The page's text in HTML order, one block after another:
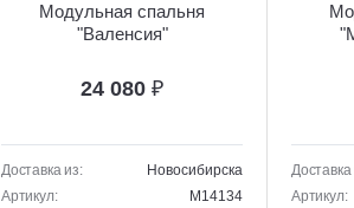
Модульная спальня
"Валенсия"
24 080 ₽
Доставка из:
Новосибирска
Артикул:
M14134
Доставка
Артикул: